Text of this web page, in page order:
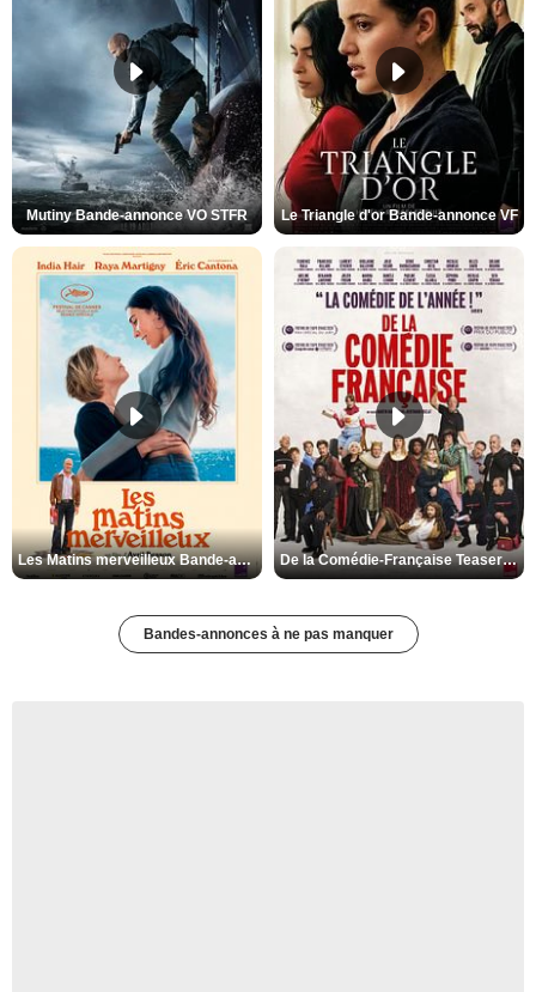
Mutiny Bande-annonce VO STFR Le Triangle d'or Bande-annonce VF
Les Matins merveilleux Bande-annonce VF De la Comédie-Française Teaser VF
Bandes-annonces à ne pas manquer